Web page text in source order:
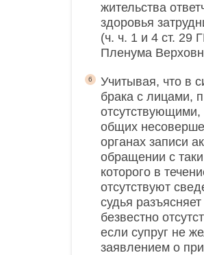
жительства
здоровья
(ч. ч. 1 и 4 ст. 29
Пленума
Учитывая, что в
брака с лицами,
отсутствующими,
общих
органах записи
обращении с
которого в
отсутствуют
судья
безвестно
если супруг не
заявлением о
6